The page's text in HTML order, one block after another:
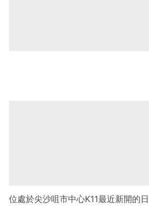
位處於尖沙咀市中心K11最近新開的